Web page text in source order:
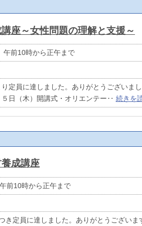
座～女性問題の理解と支援～
前10時から正午まで
定員に達しました。ありがとうございま
日（木）開講式・オリエンテー‥ 続きを
成講座
前10時から正午まで
き定員に達しました。ありがとうござい